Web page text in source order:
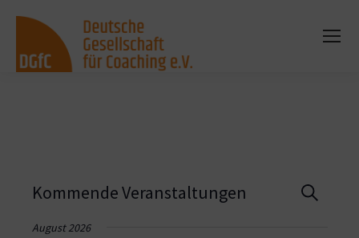
Suche
Kommende Veranstaltungen
August 2026